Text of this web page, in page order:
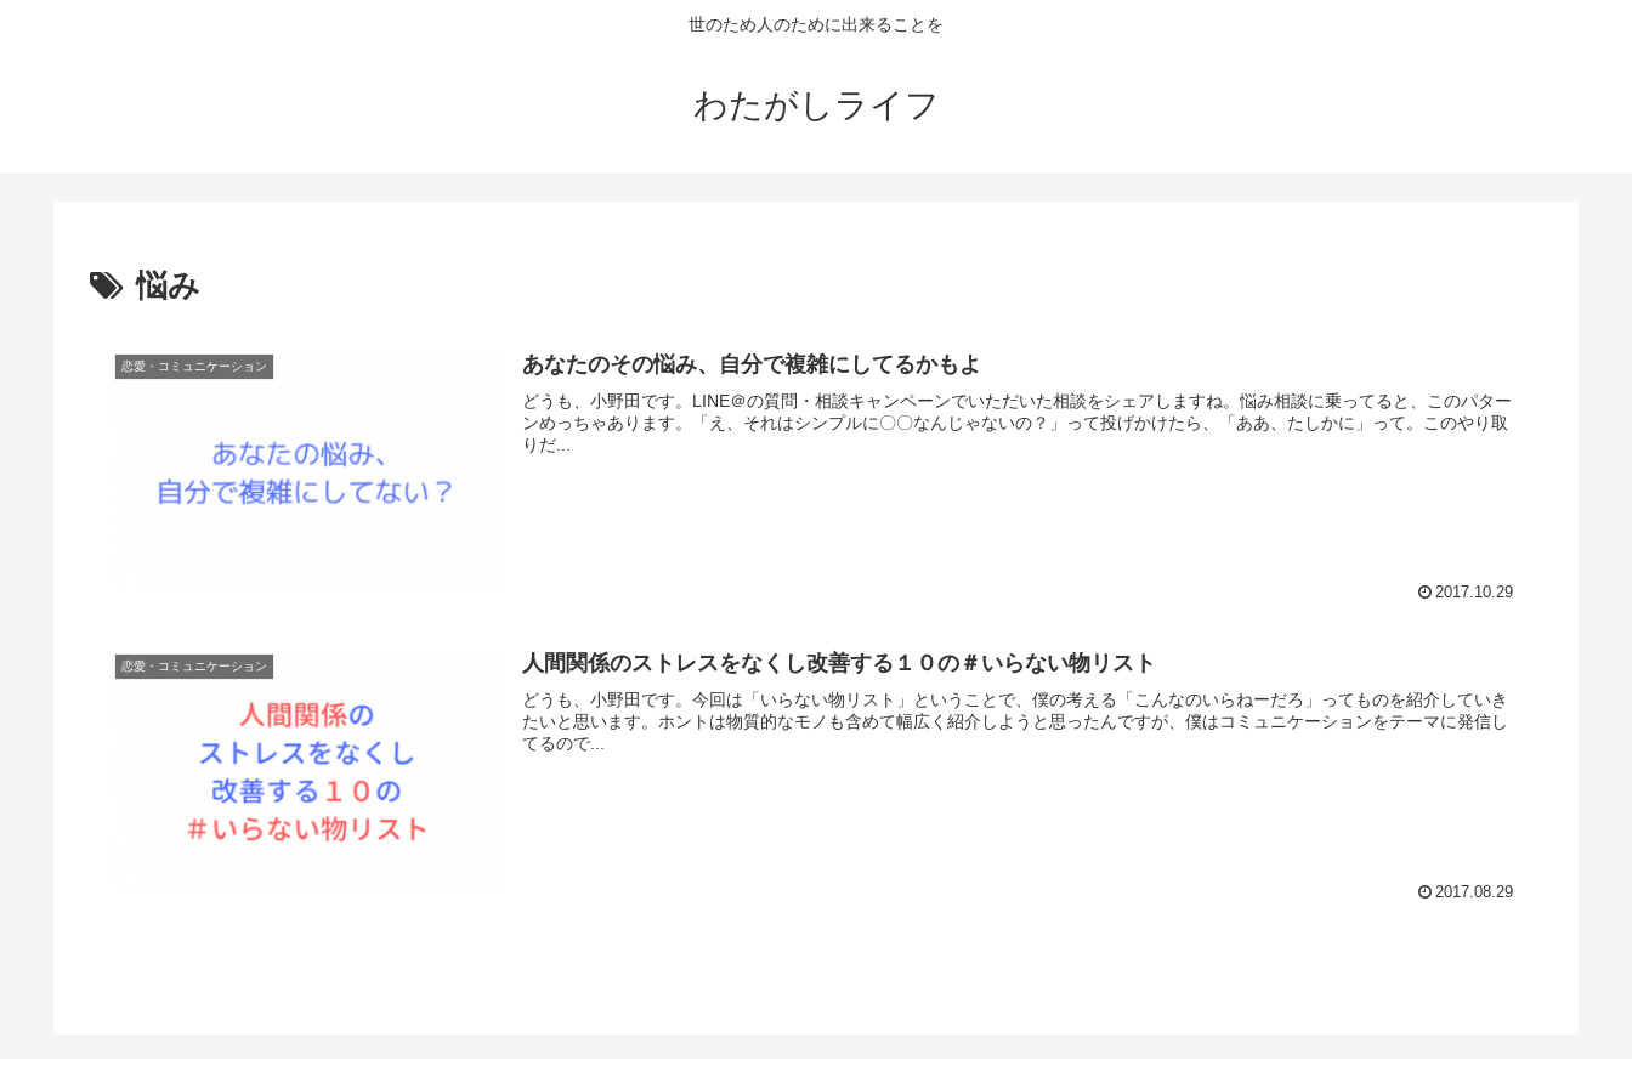
世のため人のために出来ることを
わたがしライフ
悩み
恋愛・コミュニケーション あなたのその悩み、自分で複雑にしてるかもよ
どうも、小野田です。LINE＠の質問・相談キャンペーンでいただいた相談をシェアしますね。悩み相談に乗ってると、このパター
ンめっちゃあります。「え、それはシンプルに〇〇なんじゃないの？」って投げかけたら、「ああ、たしかに」って。このやり取
りだ...
2017.10.29
恋愛・コミュニケーション 人間関係のストレスをなくし改善する１０の＃いらない物リスト
どうも、小野田です。今回は「いらない物リスト」ということで、僕の考える「こんなのいらねーだろ」ってものを紹介していき
たいと思います。ホントは物質的なモノも含めて幅広く紹介しようと思ったんですが、僕はコミュニケーションをテーマに発信し
てるので...
2017.08.29